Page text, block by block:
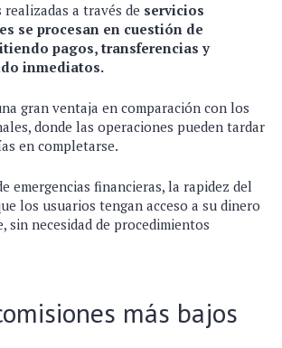
a través de servicios
se procesan en cuestión de
pagos, transferencias y
inmediatos.
gran ventaja en comparación con los
donde las operaciones pueden tardar
en completarse.
emergencias financieras, la rapidez del
los usuarios tengan acceso a su dinero
sin necesidad de procedimientos
más bajos